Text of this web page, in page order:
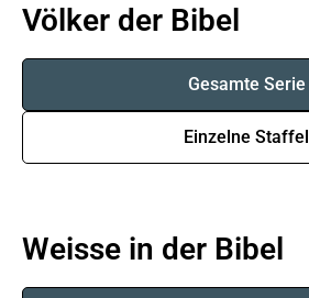
Völker der Bibel
Gesamte Serie
Einzelne Staffel
Weisse in der Bibel